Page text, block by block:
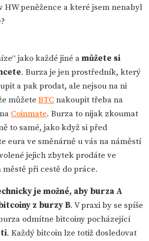
HW peněžence a které jsem nenabyl
jako každé jiné amůžete si
. Burza je jen prostředník, který
a pak prodat, ale nejsou na ni
můžeteBTC nakoupit třeba na
Coinmate. Burza to nijak zkoumat
to samé, jako když si před
eura ve směnárně u vás na náměstí
jejich zbytek prodáte ve
při cestě do práce.
je možné, aby burza A
z burzy B. V praxi by se spíše
odmítne bitcoiny pocházející
. Každý bitcoin lze totiž dosledovat